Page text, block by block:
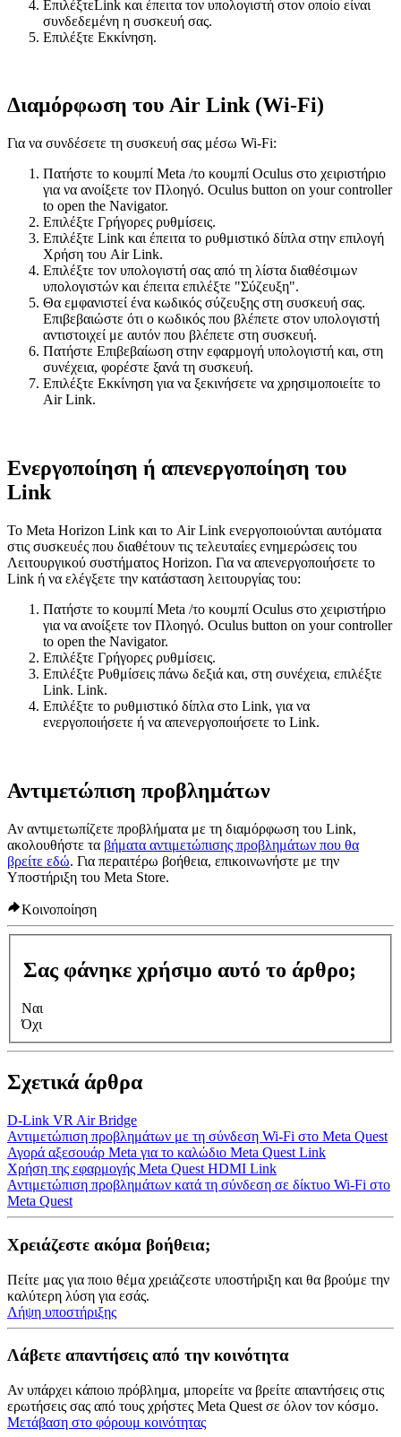
ΕπιλέξτεLink και έπειτα τον υπολογιστή στον οποίο είναι
συνδεδεμένη η συσκευή σας.
Επιλέξτε Εκκίνηση.
Διαμόρφωση του Air Link (Wi-Fi)
Για να συνδέσετε τη συσκευή σας μέσω Wi-Fi:
Πατήστε το κουμπί Meta /το κουμπί Oculus στο χειριστήριο
για να ανοίξετε τον Πλοηγό. Oculus button on your controller
to open the Navigator.
Επιλέξτε Γρήγορες ρυθμίσεις.
Επιλέξτε Link και έπειτα το ρυθμιστικό δίπλα στην επιλογή
Χρήση του Air Link.
Επιλέξτε τον υπολογιστή σας από τη λίστα διαθέσιμων
υπολογιστών και έπειτα επιλέξτε "Σύζευξη".
Θα εμφανιστεί ένα κωδικός σύζευξης στη συσκευή σας.
Επιβεβαιώστε ότι ο κωδικός που βλέπετε στον υπολογιστή
αντιστοιχεί με αυτόν που βλέπετε στη συσκευή.
Πατήστε Επιβεβαίωση στην εφαρμογή υπολογιστή και, στη
συνέχεια, φορέστε ξανά τη συσκευή.
Επιλέξτε Εκκίνηση για να ξεκινήσετε να χρησιμοποιείτε το
Air Link.
Ενεργοποίηση ή απενεργοποίηση του
Link
Το Meta Horizon Link και το Air Link ενεργοποιούνται αυτόματα
στις συσκευές που διαθέτουν τις τελευταίες ενημερώσεις του
Λειτουργικού συστήματος Horizon. Για να απενεργοποιήσετε το
Link ή να ελέγξετε την κατάσταση λειτουργίας του:
Πατήστε το κουμπί Meta /το κουμπί Oculus στο χειριστήριο
για να ανοίξετε τον Πλοηγό. Oculus button on your controller
to open the Navigator.
Επιλέξτε Γρήγορες ρυθμίσεις.
Επιλέξτε Ρυθμίσεις πάνω δεξιά και, στη συνέχεια, επιλέξτε
Link. Link.
Επιλέξτε το ρυθμιστικό δίπλα στο Link, για να
ενεργοποιήσετε ή να απενεργοποιήσετε το Link.
Αντιμετώπιση προβλημάτων
Αν αντιμετωπίζετε προβλήματα με τη διαμόρφωση του Link,
ακολουθήστε τα βήματα αντιμετώπισης προβλημάτων που θα
βρείτε εδώ. Για περαιτέρω βοήθεια, επικοινωνήστε με την
Υποστήριξη του Meta Store.
Κοινοποίηση
Σας φάνηκε χρήσιμο αυτό το άρθρο;
Ναι
Όχι
Σχετικά άρθρα
D-Link VR Air Bridge
Αντιμετώπιση προβλημάτων με τη σύνδεση Wi-Fi στο Meta Quest
Αγορά αξεσουάρ Meta για το καλώδιο Meta Quest Link
Χρήση της εφαρμογής Meta Quest HDMI Link
Αντιμετώπιση προβλημάτων κατά τη σύνδεση σε δίκτυο Wi-Fi στο
Meta Quest
Χρειάζεστε ακόμα βοήθεια;
Πείτε μας για ποιο θέμα χρειάζεστε υποστήριξη και θα βρούμε την
καλύτερη λύση για εσάς.
Λήψη υποστήριξης
Λάβετε απαντήσεις από την κοινότητα
Αν υπάρχει κάποιο πρόβλημα, μπορείτε να βρείτε απαντήσεις στις
ερωτήσεις σας από τους χρήστες Meta Quest σε όλον τον κόσμο.
Μετάβαση στο φόρουμ κοινότητας